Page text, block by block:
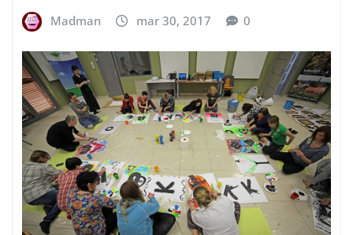
Madman mar 30, 2017 0